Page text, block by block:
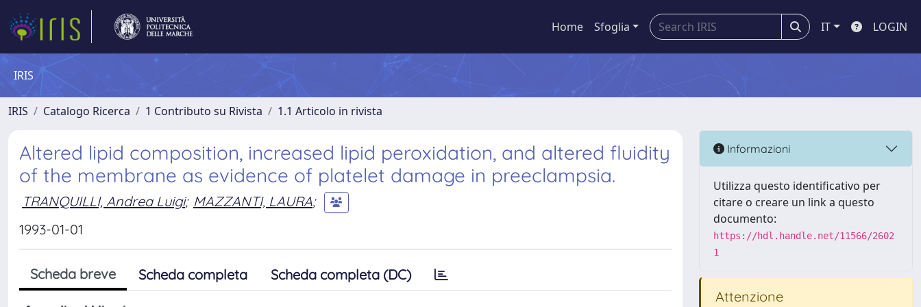
Home Sfoglia IT LOGIN
IRIS
IRIS Catalogo Ricerca 1 Contributo su Rivista 1.1 Articolo in rivista
Altered lipid composition, increased lipid peroxidation, and altered fluidity
of the membrane as evidence of platelet damage in preeclampsia.
TRANQUILLI, Andrea Luigi; MAZZANTI, LAURA;
1993-01-01
Scheda breve Scheda completa Scheda completa (DC)
Informazioni
Utilizza questo identificativo per
citare o creare un link a questo
documento:
https://hdl.handle.net/11566/2602
1
Attenzione